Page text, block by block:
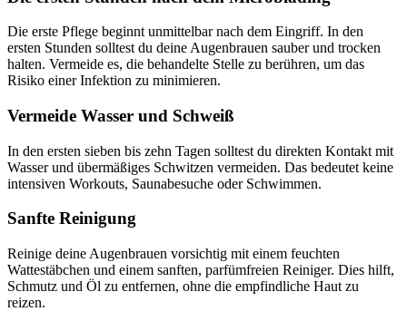
Die erste Pflege beginnt unmittelbar nach dem Eingriff. In den
ersten Stunden solltest du deine Augenbrauen sauber und trocken
halten. Vermeide es, die behandelte Stelle zu berühren, um das
Risiko einer Infektion zu minimieren.
Vermeide Wasser und Schweiß
In den ersten sieben bis zehn Tagen solltest du direkten Kontakt mit
Wasser und übermäßiges Schwitzen vermeiden. Das bedeutet keine
intensiven Workouts, Saunabesuche oder Schwimmen.
Sanfte Reinigung
Reinige deine Augenbrauen vorsichtig mit einem feuchten
Wattestäbchen und einem sanften, parfümfreien Reiniger. Dies hilft,
Schmutz und Öl zu entfernen, ohne die empfindliche Haut zu
reizen.